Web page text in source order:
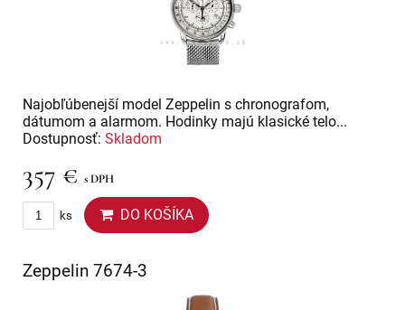
Najobľúbenejší model Zeppelin s chronografom,
dátumom a alarmom. Hodinky majú klasické telo...
Dostupnosť: Skladom
357 € s DPH
ks DO KOŠÍKA
Zeppelin 7674-3